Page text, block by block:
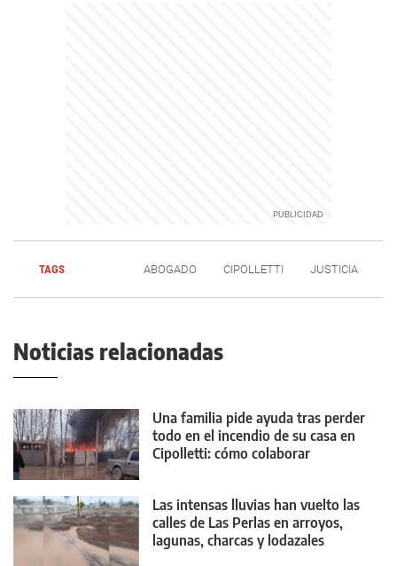
TAGS ABOGADO CIPOLLETTI JUSTICIA
Noticias relacionadas
Una familia pide ayuda tras perder
todo en el incendio de su casa en
Cipolletti: cómo colaborar
Las intensas lluvias han vuelto las
calles de Las Perlas en arroyos,
lagunas, charcas y lodazales